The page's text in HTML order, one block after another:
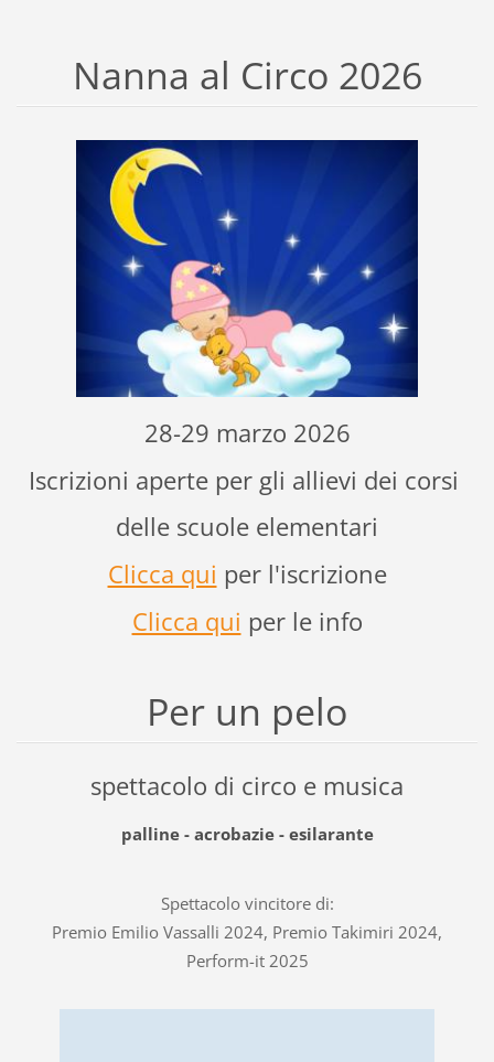
Nanna al Circo 2026
28-29 marzo 2026
Iscrizioni aperte per gli allievi dei corsi
delle scuole elementari
Clicca qui per l'iscrizione
Clicca qui per le info
Per un pelo
spettacolo di circo e musica
palline - acrobazie - esilarante
Spettacolo vincitore di:
Premio Emilio Vassalli 2024, Premio Takimiri 2024,
Perform-it 2025